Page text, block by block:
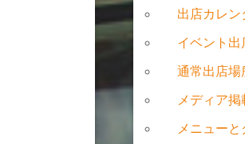
出店カレン
イベント出
通常出店場
メディア掲
メニュー